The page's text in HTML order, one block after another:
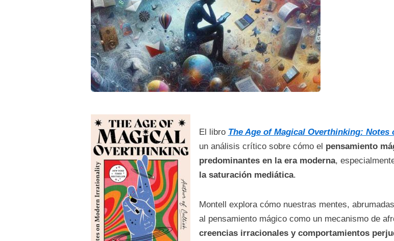
El libro The Age of Magical Overthinking:
un análisis crítico sobre cómo el pensamiento
predominantes en la era moderna,
la saturación mediática.
Montell explora cómo nuestras mentes,
al pensamiento mágico como un mecanismo de
creencias irracionales y comportamientos